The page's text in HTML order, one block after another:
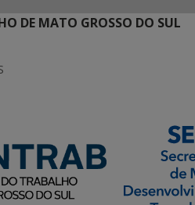
DE MATO GROSSO DO SUL